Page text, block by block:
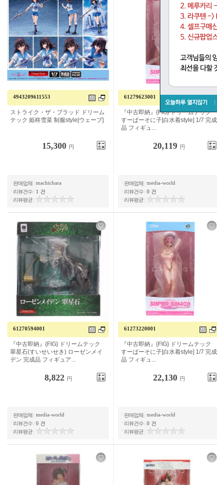
4943209611553
스트라이크 더 블러드 드림테크 히메
기시 유키나 유니폼 style
15,300 円
판매업체 machichara
리뷰건수
1 건
리뷰평균
61279623001
"중고 즉납"{FIG} 드림 테크 슈퍼 소니
코 [흰 수영복 스타일] 1/7 완제품 피규
어 ...
20,119 円
판매업체 media-world
리뷰건수 0 건
리뷰평균
61270594001
『중고 즉납』{FIG} 드림테크 수세이
세키
8,822 円
판매업체 media-world
리뷰건수 0 건
리뷰평균
61273220001
"중고 즉납"{FIG} 드림 테크 슈퍼 소니
코 [흰 수영복 스타일] 1/7 완제품 피규
어 ...
22,130 円
판매업체 media-world
리뷰건수 0 건
리뷰평균